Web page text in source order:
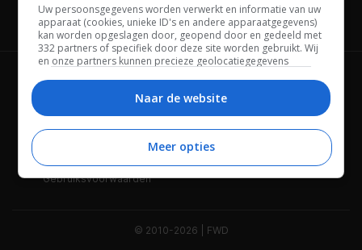
Channels
Wie is FWD Privacybeleid
Adverteren Contact
Gebruiksvoorwaarden
© 2010-2026 | FWD
Uw persoonsgegevens worden verwerkt en informatie van uw
apparaat (cookies, unieke ID's en andere apparaatgegevens)
kan worden opgeslagen door, geopend door en gedeeld met
332 partners of specifiek door deze site worden gebruikt. Wij
en onze partners kunnen precieze geolocatiegegevens
Bepaalde leveranciers kunnen uw persoonsgegevens
beheren. Zoek onderaan deze pagina of in het sitemenu naar
een link om uw toestemming te beheren of in te trekken via de
privacy- en cookie-instellingen.
Naar de website
Meer opties